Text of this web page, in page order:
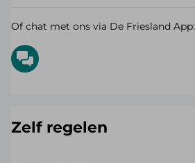
Of chat met ons via De Friesland App:
Zelf regelen